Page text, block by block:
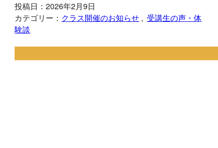
投稿日：2026年2月9日
カテゴリー： クラス開催のお知らせ , 受講生の声・体
験談